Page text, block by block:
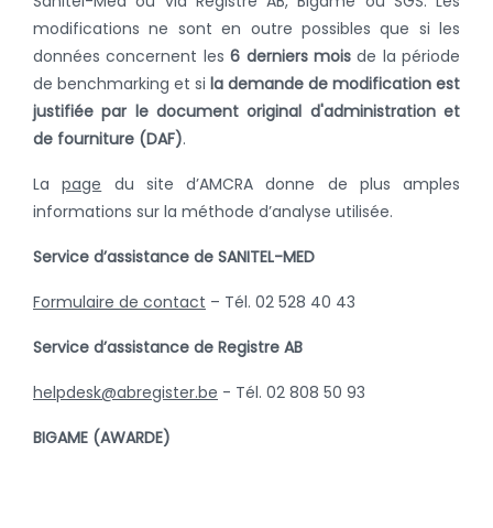
modifications ne sont en outre possibles que si les
données concernent les6 derniers moisde la période
de benchmarking et si la demande de modification est
justifiée par le document original d'administration et
de fourniture (DAF).
Lapage du site d’AMCRA donne de plus amples
informations sur la méthode d’analyse utilisée.
Service d’assistance de SANITEL-MED
Formulaire de contact – Tél. 02 528 40 43
Service d’assistance de Registre AB
helpdesk@abregister.be - Tél. 02 808 50 93
BIGAME (AWARDE)